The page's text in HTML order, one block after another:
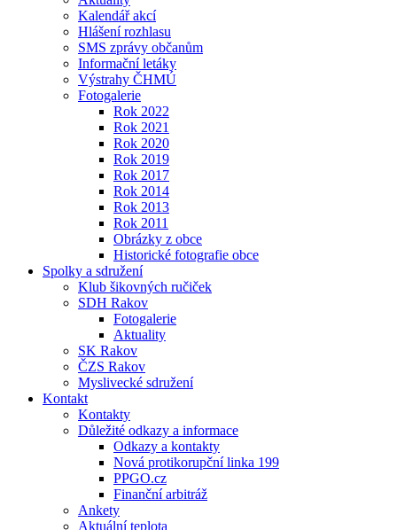
Kalendář akcí
Hlášení rozhlasu
SMS zprávy občanům
Informační letáky
Výstrahy ČHMÚ
Fotogalerie
Rok 2022
Rok 2021
Rok 2020
Rok 2019
Rok 2017
Rok 2014
Rok 2013
Rok 2011
Obrázky z obce
Historické fotografie obce
Spolky a sdružení
Klub šikovných ručiček
SDH Rakov
Fotogalerie
Aktuality
SK Rakov
ČZS Rakov
Myslivecké sdružení
Kontakt
Kontakty
Důležité odkazy a informace
Odkazy a kontakty
Nová protikorupční linka 199
PPGO.cz
Finanční arbitráž
Ankety
Aktuální teplota